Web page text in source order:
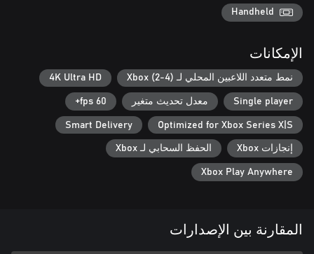
Handheld
الإمكانات
نمط متعدد اللاعبين المحلي لـ Xbox (2-4) 4K Ultra HD
Single player معدل تحديث متغير 60 fps+
Optimized for Xbox Series X|S
Smart Delivery
إنجازات Xbox الحفظ السحابي لـ Xbox
Xbox Play Anywhere
المقارنة بين الإصدارات